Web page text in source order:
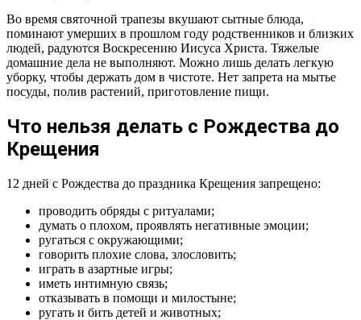
Во время святочной трапезы вкушают сытные блюда,
поминают умерших в прошлом году родственников и близких
людей, радуются Воскресению Иисуса Христа. Тяжелые
домашние дела не выполняют. Можно лишь делать легкую
уборку, чтобы держать дом в чистоте. Нет запрета на мытье
посуды, полив растений, приготовление пищи.
Что нельзя делать с Рождества до
Крещения
12 дней с Рождества до праздника Крещения запрещено:
проводить обряды с ритуалами;
думать о плохом, проявлять негативные эмоции;
ругаться с окружающими;
говорить плохие слова, злословить;
играть в азартные игры;
иметь интимную связь;
отказывать в помощи и милостыне;
ругать и бить детей и животных;